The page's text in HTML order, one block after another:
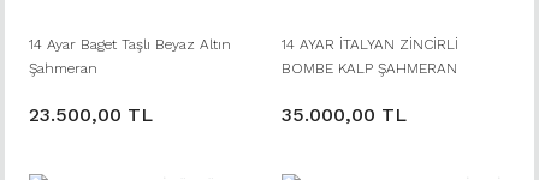
14 Ayar Baget Taşlı Beyaz Altın
Şahmeran
23.500,00 TL
14 AYAR İTALYAN ZİNCİRLİ
BOMBE KALP ŞAHMERAN
35.000,00 TL